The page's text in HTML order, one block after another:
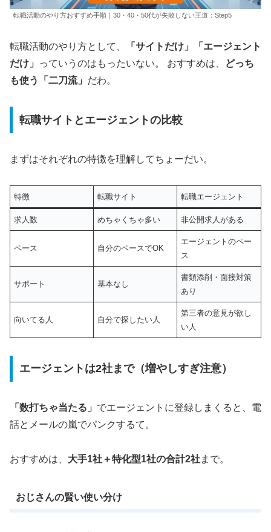
転職活動のやり方おすすめ手順｜30・40・50代が失敗しない王道：Step5
転職活動のやり方として、
「サイトだけ」「エージェント
だけ」
っていうのはもったいない。 おすすめは、
どっち
も使う「二刀流」 だわ。
転職サイトとエージェントの比較
まずはそれぞれの特徴を理解してちょーだい。
特徴 転職サイト 転職エージェント
求人数 めちゃくちゃ多い 非公開求人がある
ペース 自分のペースでOK
エージェントのペー
ス
サポート 基本なし
書類添削・面接対策
あり
向いてる人 自分で探したい人
第三者の意見が欲し
い人
エージェントは2社まで（増やしすぎ注意）
「数打ちゃ当たる」 でエージェントに登録しまくると、電
話とメールの嵐でパンクするて。
おすすめは、 大手1社＋特化型1社の合計2社まで。
おじさんの賢い使い分け